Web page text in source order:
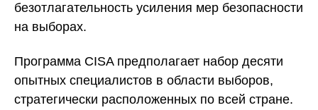
безотлагательность усиления мер безопасности
на выборах.
Программа CISA предполагает набор десяти
опытных специалистов в области выборов,
стратегически расположенных по всей стране.